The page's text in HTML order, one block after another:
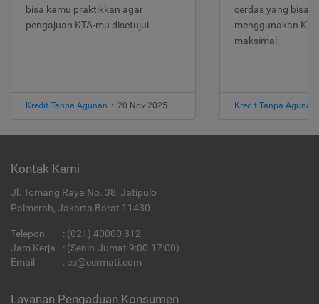
bisa kamu praktikkan agar
pengajuan KTA-mu disetujui.
Kredit Tanpa Agunan • 20 Nov 2025
cerdas yang bisa
menggunakan
maksimal:
Kredit Tanpa Agunan
Kontak Kami
Jl. Tomang Raya No. 38, Jatipulo
Palmerah, Jakarta Barat 11430
Telepon : (021) 40000 312
Jam Kerja
: (Senin-Jumat 9:00-17:00)
Email
: cs@cermati.com
Layanan Pengaduan Konsumen